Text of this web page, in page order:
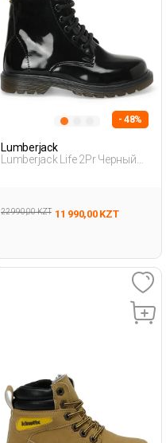
- 48%
Lumberjack
Lumberjack Life 2Pr Черный
22 990,00 KZT 11 990,00 KZT